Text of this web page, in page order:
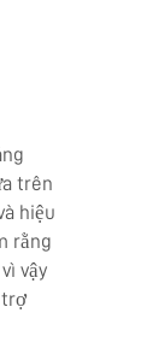
trên
hiệu
rằng
vậy
trợ